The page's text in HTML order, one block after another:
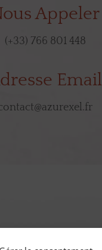
Appeler
(+33) 766 801 448
Email